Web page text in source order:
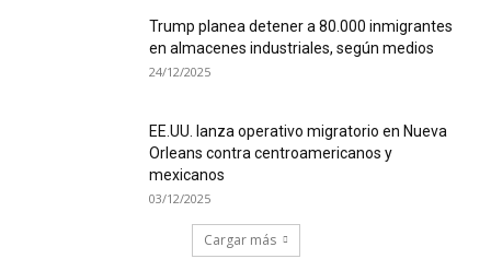
Trump planea detener a 80.000 inmigrantes
en almacenes industriales, según medios
24/12/2025
EE.UU. lanza operativo migratorio en Nueva
Orleans contra centroamericanos y
mexicanos
03/12/2025
Cargar más